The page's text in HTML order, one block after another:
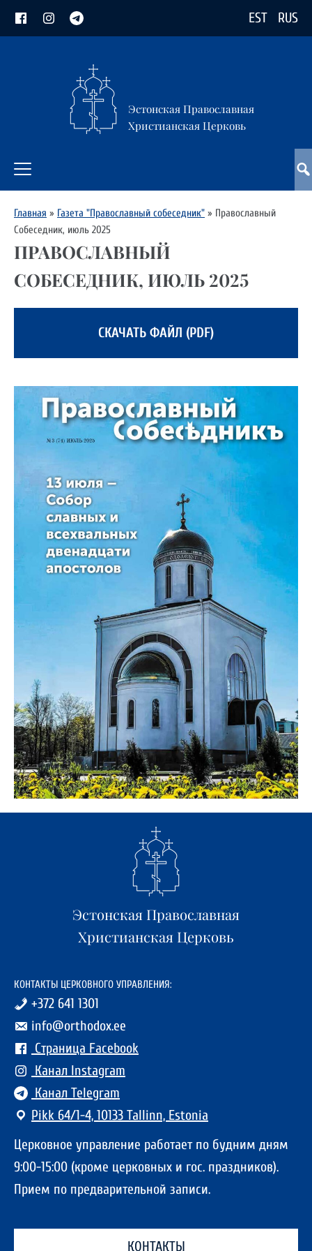
EST RUS
Эстонская Православная
Христианская Церковь
Главная » Газета "Православный собеседник" » Православный
Собеседник, июль 2025
ПРАВОСЛАВНЫЙ
СОБЕСЕДНИК, ИЮЛЬ 2025
СКАЧАТЬ ФАЙЛ (PDF)
Эстонская Православная
Христианская Церковь
КОНТАКТЫ ЦЕРКОВНОГО УПРАВЛЕНИЯ:
+372 641 1301
info@orthodox.ee
Страница Facebook
Канал Instagram
Канал Telegram
Pikk 64/1-4, 10133 Tallinn, Estonia
Церковное управление работает по будним дням
9:00-15:00 (кроме церковных и гос. праздников).
Прием по предварительной записи.
КОНТАКТЫ